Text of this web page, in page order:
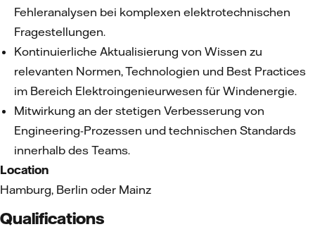
Fehleranalysen bei komplexen elektrotechnischen
Fragestellungen.
Kontinuierliche Aktualisierung von Wissen zu
relevanten Normen, Technologien und Best Practices
im Bereich Elektroingenieurwesen für Windenergie.
Mitwirkung an der stetigen Verbesserung von
Engineering-Prozessen und technischen Standards
innerhalb des Teams.
Location
Hamburg, Berlin oder Mainz
Qualifications